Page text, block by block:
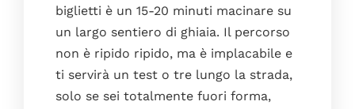
biglietti è un 15-20 minuti macinare su
un largo sentiero di ghiaia. Il percorso
non è ripido ripido, ma è implacabile e
ti servirà un test o tre lungo la strada,
solo se sei totalmente fuori forma,